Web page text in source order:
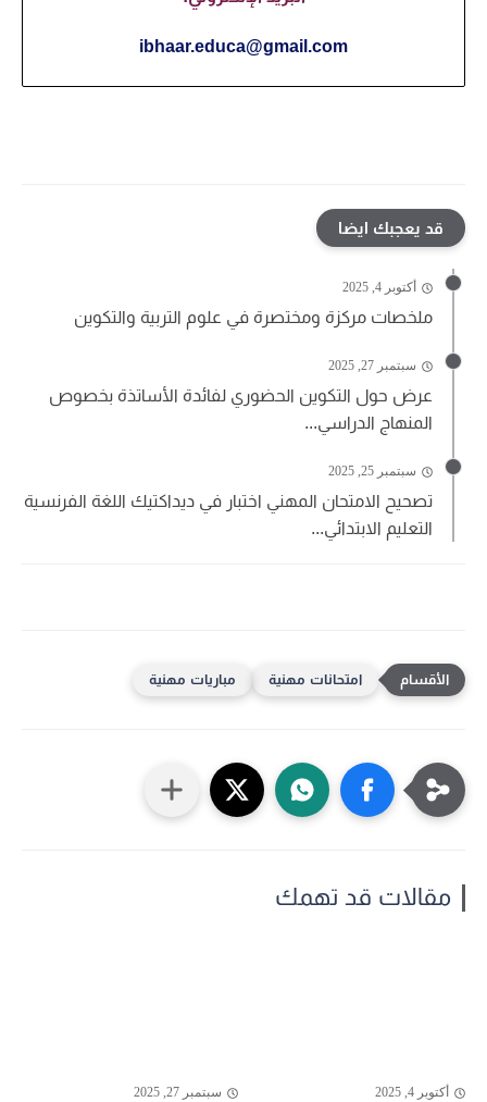
ibhaar.educa@gmail.com
قد يعجبك ايضا
أكتوبر 4, 2025
ملخصات مركزة ومختصرة في علوم التربية والتكوين
سبتمبر 27, 2025
عرض حول التكوين الحضوري لفائدة الأساتذة بخصوص
المنهاج الدراسي...
سبتمبر 25, 2025
تصحيح الامتحان المهني اختبار في ديداكتيك اللغة الفرنسية
التعليم الابتدائي...
امتحانات مهنية مباريات مهنية
مقالات قد تهمك
أكتوبر 4, 2025 سبتمبر 27, 2025